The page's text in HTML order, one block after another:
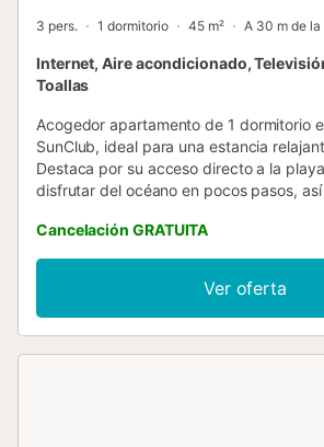
3 pers. 1 dormitorio 45 m² A 30 m de la
Internet, Aire acondicionado,
Toallas
Acogedor apartamento de 1 dormitorio
SunClub, ideal para una estancia
Destaca por su acceso directo a la
disfrutar del océano en pocos pasos,
tropicales, perfectos para relajarse
vivienda cuenta con un salón-comedor
la terraza y jardín privado con vistas al
ideal para desayunos al sol o cenas al
entorno tranquilo....
Cancelación GRATUITA
Ver oferta